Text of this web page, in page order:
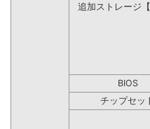
追加ストレージ【
BIOS
チップセッ